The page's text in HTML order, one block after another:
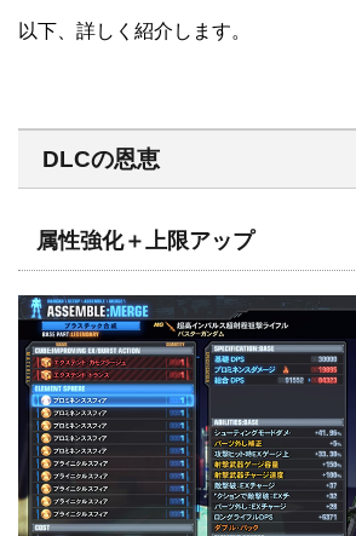
以下、詳しく紹介します。
DLCの恩恵
属性強化＋上限アップ